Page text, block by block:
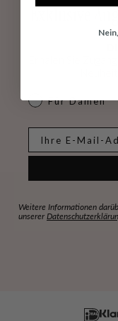
dames & heren
Für Damen
Weitere Informationen
unserer